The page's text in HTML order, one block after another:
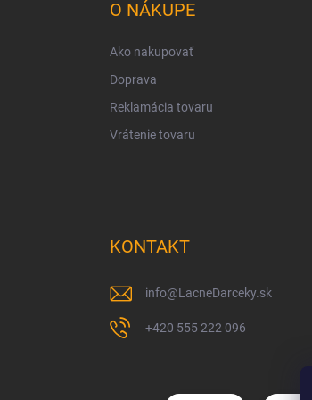
O NÁKUPE
Ako nakupovať
Doprava
Reklamácia tovaru
Vrátenie tovaru
KONTAKT
info@LacneDarceky.sk
+420 555 222 096